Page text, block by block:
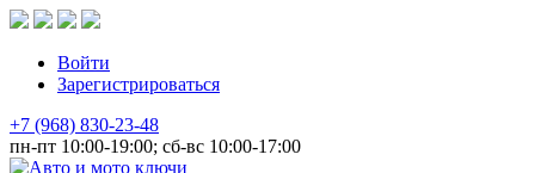
Войти
Зарегистрироваться
+7 (968) 830-23-48
пн-пт 10:00-19:00; сб-вс 10:00-17:00